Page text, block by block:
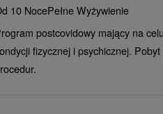
10 NocePełne Wyżywienie
postcovidowy mający na
fizycznej i psychicznej. Pobyt